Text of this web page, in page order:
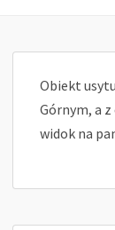
Obiekt
Górnym, a
widok na